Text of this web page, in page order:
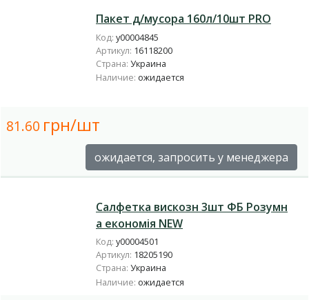
Пакет д/мусора 160л/10шт PRO
Код: у00004845
Артикул: 16118200
Страна: Украина
Наличие: ожидается
81.60 грн/шт
ожидается, запросить у менеджера
Салфетка вискозн 3шт ФБ Розумн
а економія NEW
Код: у00004501
Артикул: 18205190
Страна: Украина
Наличие: ожидается